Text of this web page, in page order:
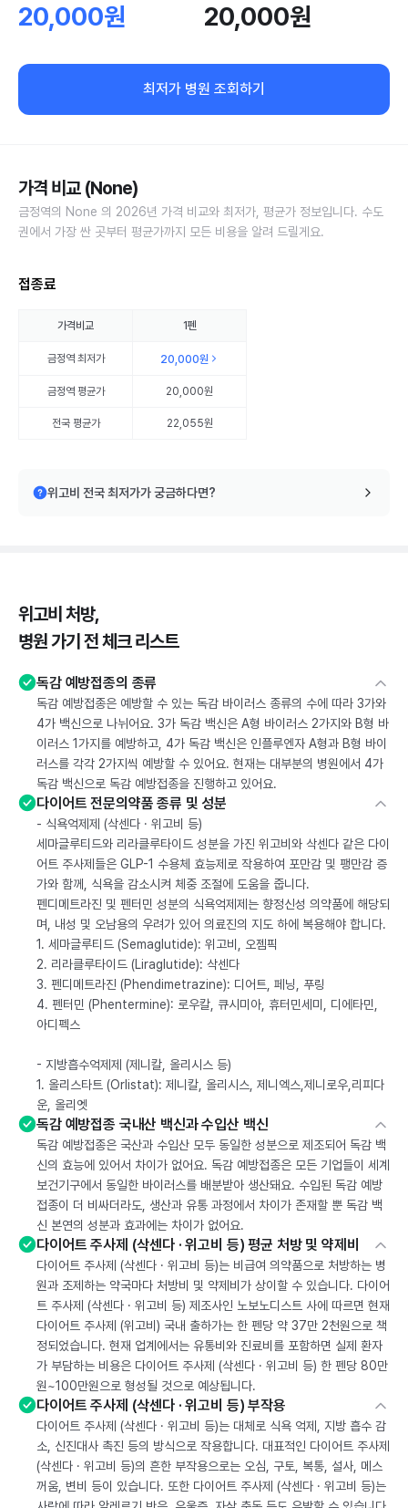
20,000원 20,000원
최저가 병원 조회하기
가격 비교 (None)
금정역의 None 의 2026년 가격 비교와 최저가, 평균가 정보입니다. 수도
권에서 가장 싼 곳부터 평균가까지 모든 비용을 알려 드릴게요.
접종료
가격비교 1펜
금정역최저가 20,000원
금정역평균가 20,000원
전국 평균가 22,055원
위고비 전국 최저가가 궁금하다면?
위고비 처방,
병원 가기 전 체크 리스트
독감 예방접종의 종류
독감 예방접종은 예방할 수 있는 독감 바이러스 종류의 수에 따라 3가와
4가 백신으로 나뉘어요. 3가 독감 백신은 A형 바이러스 2가지와 B형 바
이러스 1가지를 예방하고, 4가 독감 백신은 인플루엔자 A형과 B형 바이
러스를 각각 2가지씩 예방할 수 있어요. 현재는 대부분의 병원에서 4가
독감 백신으로 독감 예방접종을 진행하고 있어요.
다이어트 전문의약품 종류 및 성분
- 식욕억제제 (삭센다 · 위고비 등)
세마글루티드와 리라클루타이드 성분을 가진 위고비와 삭센다 같은 다이
어트 주사제들은 GLP-1 수용체 효능제로 작용하여 포만감 및 팽만감 증
가와 함께, 식욕을 감소시켜 체중 조절에 도움을 줍니다.
펜디메트라진 및 펜터민 성분의 식욕억제제는 향정신성 의약품에 해당되
며, 내성 및 오남용의 우려가 있어 의료진의 지도 하에 복용해야 합니다.
1. 세마글루티드 (Semaglutide): 위고비, 오젬픽
2. 리라클루타이드 (Liraglutide): 삭센다
3. 펜디메트라진 (Phendimetrazine): 디어트, 페닝, 푸링
4. 펜터민 (Phentermine): 로우칼, 큐시미아, 휴터민세미, 디에타민,
아디펙스
- 지방흡수억제제 (제니칼, 올리시스 등)
1. 올리스타트 (Orlistat): 제니칼, 올리시스, 제니엑스,제니로우,리피다
운, 올리엣
독감 예방접종 국내산 백신과 수입산 백신
독감 예방접종은 국산과 수입산 모두 동일한 성분으로 제조되어 독감 백
신의 효능에 있어서 차이가 없어요. 독감 예방접종은 모든 기업들이 세계
보건기구에서 동일한 바이러스를 배분받아 생산돼요. 수입된 독감 예방
접종이 더 비싸더라도, 생산과 유통 과정에서 차이가 존재할 뿐 독감 백
신 본연의 성분과 효과에는 차이가 없어요.
다이어트 주사제 (삭센다 · 위고비 등) 평균 처방 및 약제비
다이어트 주사제 (삭센다 · 위고비 등)는 비급여 의약품으로 처방하는 병
원과 조제하는 약국마다 처방비 및 약제비가 상이할 수 있습니다. 다이어
트 주사제 (삭센다 · 위고비 등) 제조사인 노보노디스트 사에 따르면 현재
다이어트 주사제 (위고비) 국내 출하가는 한 펜당 약 37만 2천원으로 책
정되었습니다. 현재 업계에서는 유통비와 진료비를 포함하면 실제 환자
가 부담하는 비용은 다이어트 주사제 (삭센다 · 위고비 등) 한 펜당 80만
원~100만원으로 형성될 것으로 예상됩니다.
다이어트 주사제 (삭센다 · 위고비 등) 부작용
다이어트 주사제 (삭센다 · 위고비 등)는 대체로 식욕 억제, 지방 흡수 감
소, 신진대사 촉진 등의 방식으로 작용합니다. 대표적인 다이어트 주사제
(삭센다 · 위고비 등)의 흔한 부작용으로는 오심, 구토, 복통, 설사, 메스
꺼움, 변비 등이 있습니다. 또한 다이어트 주사제 (삭센다 · 위고비 등)는